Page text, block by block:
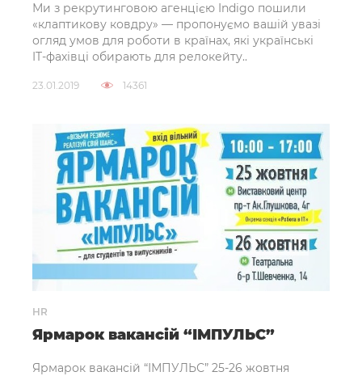
Ми з рекрутинговою агенцією Indigo пошили
«клаптикову ковдру» — пропонуємо вашій увазі
огляд умов для роботи в країнах, які українські
IT-фахівці обирають для релокейту..
23.01.2019 14361
HR
Ярмарок вакансій “ІМПУЛЬС”
Ярмарок вакансій “ІМПУЛЬС” 25-26 жовтня